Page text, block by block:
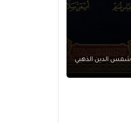
شمس الدين الذهبي